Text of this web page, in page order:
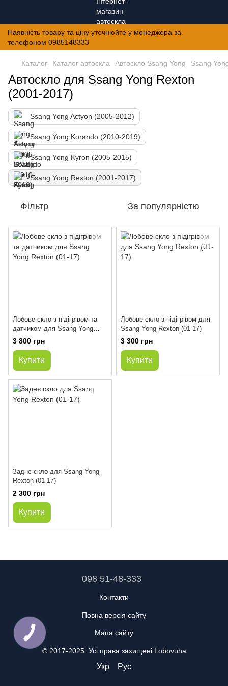
Наявність товару та ціну уточнюйте у менеджера за
телефоном 0985148333
Каталог Каталог автоскла Автоскло Ssang Yong Ssang
Автоскло для Ssang Yong Rexton
(2001-2017)
Ssang Yong Actyon (2005-2012)
Ssang Yong Korando (2010-2019)
Ssang Yong Kyron (2005-2015)
Ssang Yong Rexton (2001-2017)
Фільтр За популярністю
Лобове скло з підігрівом та
датчиком для Ssang Yong
Rexton (01-17)
3 800 грн
Купити
Лобове скло з підігрівом для
Ssang Yong Rexton (01-17)
3 300 грн
Купити
Заднє скло для Ssang Yong
Rexton (01-17)
2 300 грн
Купити
098 51-48-333
Контакти
Повна версія сайту
Мапа сайту
© 2017-2025. Усі права захищені Lobovuha
Укр Рус